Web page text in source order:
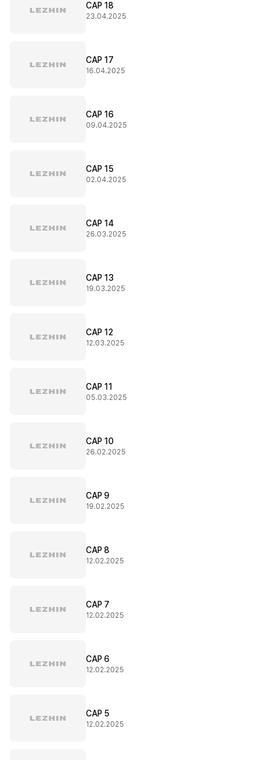
CAP 18
23.04.2025
CAP 17
16.04.2025
CAP 16
09.04.2025
CAP 15
02.04.2025
CAP 14
26.03.2025
CAP 13
19.03.2025
CAP 12
12.03.2025
CAP 11
05.03.2025
CAP 10
26.02.2025
CAP 9
19.02.2025
CAP 8
12.02.2025
CAP 7
12.02.2025
CAP 6
12.02.2025
CAP 5
12.02.2025